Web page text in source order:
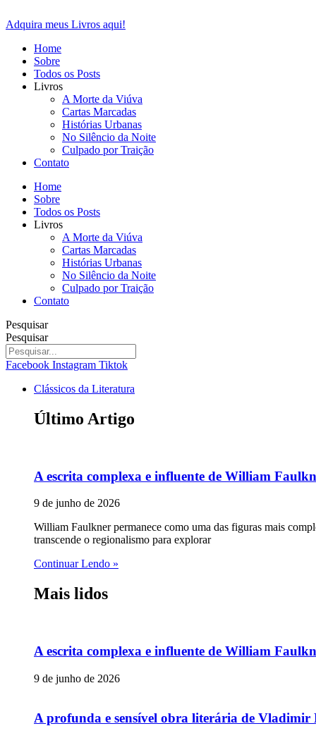
para
conteúdo
Adquira meus Livros aqui!
Home
Sobre
Todos os Posts
Livros
A Morte da Viúva
Cartas Marcadas
Histórias Urbanas
No Silêncio da Noite
Culpado por Traição
Contato
Home
Sobre
Todos os Posts
Livros
A Morte da Viúva
Cartas Marcadas
Histórias Urbanas
No Silêncio da Noite
Culpado por Traição
Contato
Pesquisar
Pesquisar
Facebook Instagram Tiktok
Clássicos da Literatura
Último Artigo
A escrita complexa e influente de William
9 de junho de 2026
William Faulkner permanece como uma das figuras mais
transcende o regionalismo para explorar
Continuar Lendo »
Mais lidos
A escrita complexa e influente de William
9 de junho de 2026
A profunda e sensível obra literária de Vladimir